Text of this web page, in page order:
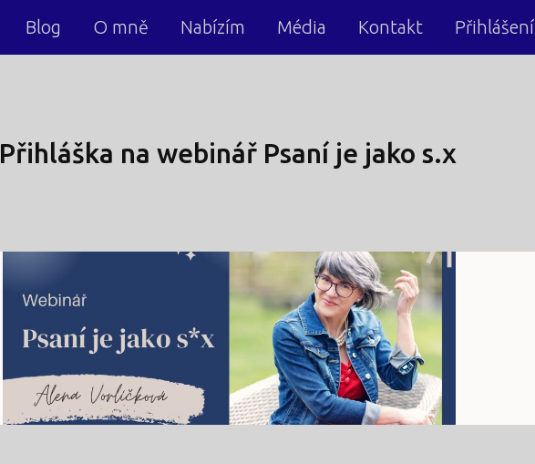
Blog O mně Nabízím Média Kontakt Přihlášení
Přihláška na webinář Psaní je jako s.x